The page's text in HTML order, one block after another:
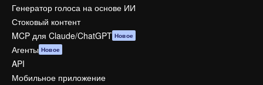
Генератор голоса на основе ИИ
Стоковый контент
MCP для Claude/ChatGPT Новое
Агенты Новое
API
Мобильное приложение